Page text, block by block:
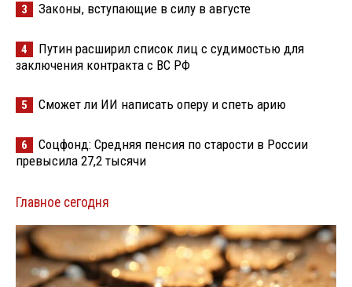
3 Законы, вступающие в силу в августе
4
Путин расширил список лиц с судимостью для
заключения контракта с ВС РФ
5 Сможет ли ИИ написать оперу и спеть арию
6
Соцфонд: Средняя пенсия по старости в России
превысила 27,2 тысячи
Главное сегодня